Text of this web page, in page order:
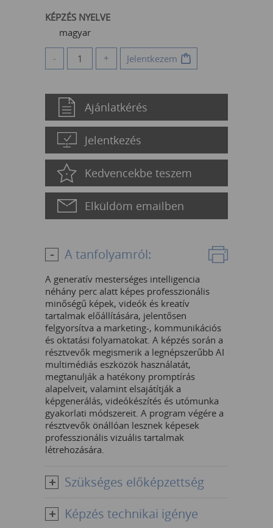
KÉPZÉS NYELVE
magyar
- + Jelentkezem
Ajánlatkérés
Jelentkezés
Kedvencekbe teszem
Elküldöm emailben
A tanfolyamról:
A generatív mesterséges intelligencia
néhány perc alatt képes professzionális
minőségű képek, videók és kreatív
tartalmak előállítására, jelentősen
felgyorsítva a marketing-, kommunikációs
és oktatási folyamatokat. A képzés során a
résztvevők megismerik a legnépszerűbb AI
multimédiás eszközök használatát,
megtanulják a hatékony promptírás
alapelveit, valamint elsajátítják a
képgenerálás, videókészítés és utómunka
gyakorlati módszereit. A program végére a
résztvevők önállóan lesznek képesek
professzionális vizuális tartalmak
létrehozására.
Szükséges előképzettség
Képzés technikai igénye